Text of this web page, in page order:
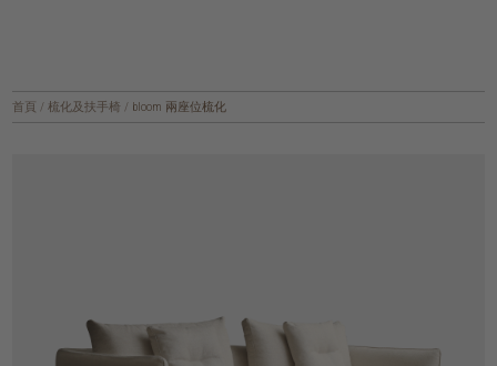
首頁 / 梳化及扶手椅 / bloom 兩座位梳化